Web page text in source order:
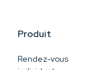
Produit
Rendez-vous